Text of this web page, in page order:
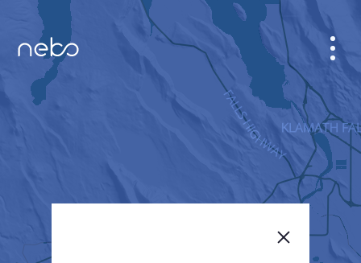
GABINETE
PLANO DE LA CIUDAD
QUIÉNES SOMOS